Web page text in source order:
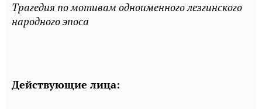
Трагедия по мотивам одноименного лезгинского
народного эпоса
Действующие лица: